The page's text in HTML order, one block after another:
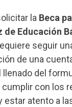
la Beca
de Educación
seguir
de una
llenado del
cumplir con los
estar atento a